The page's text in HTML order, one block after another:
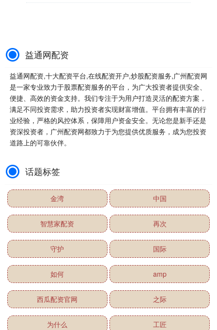
益通网配资
益通网配资,十大配资平台,在线配资开户,炒股配资服务,广州配资网
是一家专业致力于股票配资服务的平台，为广大投资者提供安全、
便捷、高效的资金支持。我们专注于为用户打造灵活的配资方案，
满足不同投资需求，助力投资者实现财富增值。平台拥有丰富的行
业经验，严格的风控体系，保障用户资金安全。无论您是新手还是
资深投资者，广州配资网都致力于为您提供优质服务，成为您投资
道路上的可靠伙伴。
话题标签
金湾 中国
智慧家配资 再次
守护 国际
如何 amp
西瓜配资官网 之际
为什么 工匠